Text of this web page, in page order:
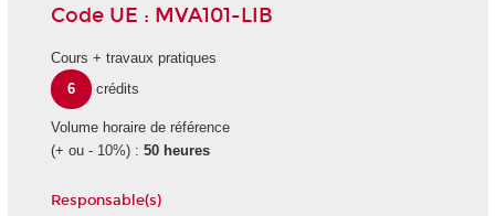
Code UE : MVA101-LIB
Cours + travaux pratiques
6
crédits
Volume horaire de référence
(+ ou - 10%) : 50 heures
Responsable(s)